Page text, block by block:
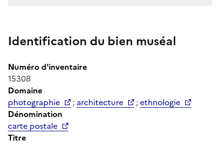
Identification du bien muséal
Numéro d'inventaire
15308
Domaine
photographie
; architecture ;ethnologie
Dénomination
carte postale
Titre